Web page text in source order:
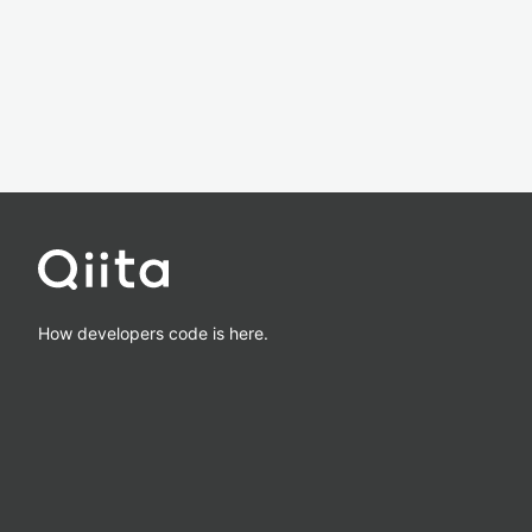
How developers code is here.